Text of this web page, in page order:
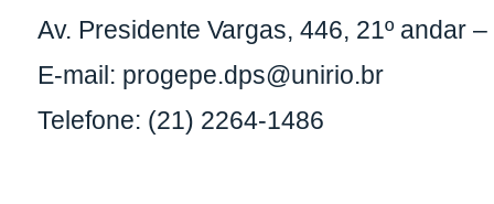
Av. Presidente Vargas, 446, 21º andar
E-mail: progepe.dps@unirio.br
Telefone: (21) 2264-1486